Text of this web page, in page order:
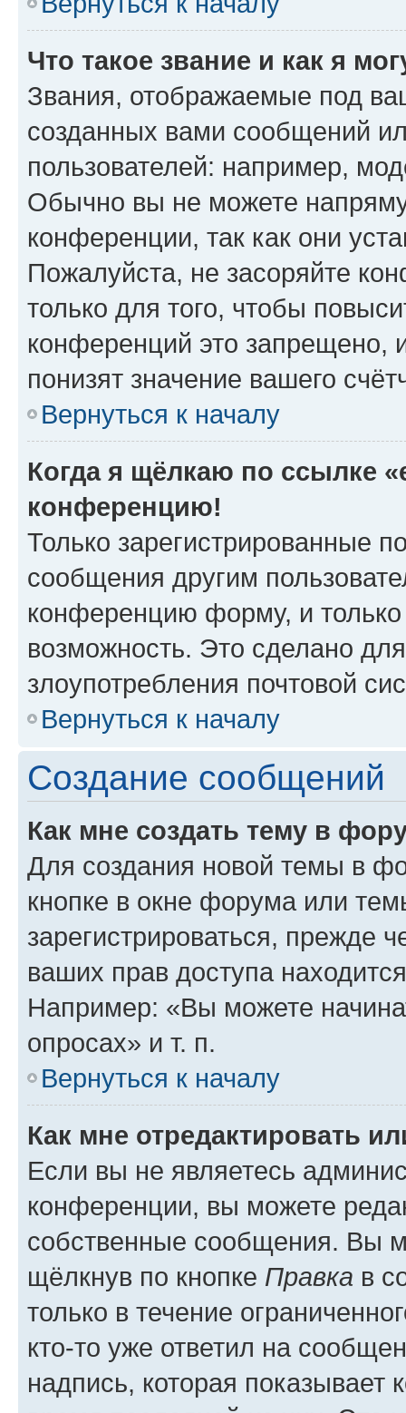
Что такое звание и как я
Звания, отображаемые под
созданных вами сообщений
пользователей: например,
Обычно вы не можете
конференции, так как они
Пожалуйста, не засоряйте
только для того, чтобы
конференций это запрещено,
понизят значение вашего
Вернуться к началу
Когда я щёлкаю по ссылке
конференцию!
Только зарегистрированные
сообщения другим
конференцию форму, и
возможность. Это сделано
злоупотребления почтовой
Вернуться к началу
Создание сообщений
Как мне создать тему в
Для создания новой темы в
кнопке в окне форума или
зарегистрироваться, прежде
ваших прав доступа
Например: «Вы можете
опросах» и т. п.
Вернуться к началу
Как мне отредактировать
Если вы не являетесь
конференции, вы можете
собственные сообщения. Вы
щёлкнув по кнопке Правка в
только в течение
кто-то уже ответил на
надпись, которая показывает